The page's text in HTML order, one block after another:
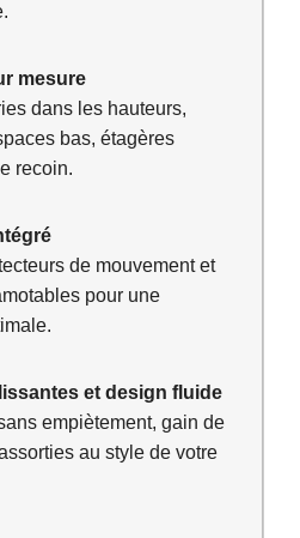
mesure
dans les hauteurs,
bas, étagères
recoin.
de mouvement et
pour une
et design fluide
empiètement, gain de
au style de votre